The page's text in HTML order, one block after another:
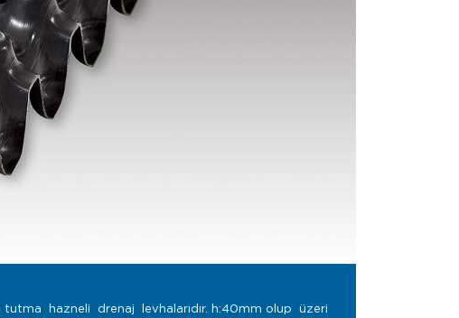
hazneli drenaj levhalarıdır. h:40mm olup üzeri